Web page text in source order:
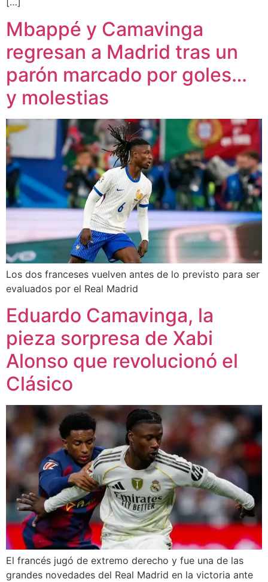
Mbappé y Camavinga
regresan a Madrid tras un
parón marcado por goles…
y molestias
Los dos franceses vuelven antes de lo previsto para ser
evaluados por el Real Madrid
Eduardo Camavinga, la
pieza sorpresa de Xabi
Alonso que revolucionó el
Clásico
El francés jugó de extremo derecho y fue una de las
grandes novedades del Real Madrid en la victoria ante